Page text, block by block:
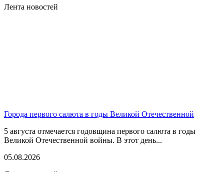
Лента новостей
Города первого салюта в годы Великой Отечественной
5 августа отмечается годовщина первого салюта в годы
Великой Отечественной войны. В этот день...
05.08.2026